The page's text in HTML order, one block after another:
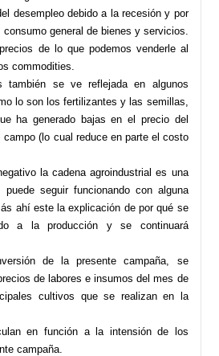
desempleo debido a la recesión y por
general de bienes y servicios.
de lo que podemos venderle al
commodities.
también se ve reflejada en algunos
lo son los fertilizantes y las semillas,
ha generado bajas en el precio del
(lo cual reduce en parte el costo
la cadena agroindustrial es una
seguir funcionando con alguna
ahí este la explicación de por qué se
a la producción y se continuará
de la presente campaña, se
de labores e insumos del mes de
cultivos que se realizan en la
en función a la intensión de los
campaña.